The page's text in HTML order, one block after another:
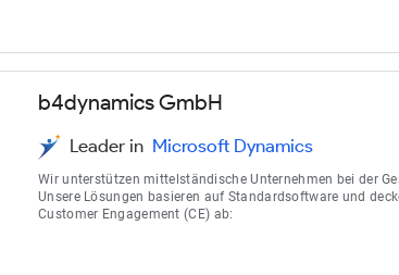
b4dynamics GmbH
Leader in Microsoft Dynamics
Wir unterstützen mittelständische Unternehmen bei der
Unsere Lösungen basieren auf Standardsoftware und
Customer Engagement (CE) ab: